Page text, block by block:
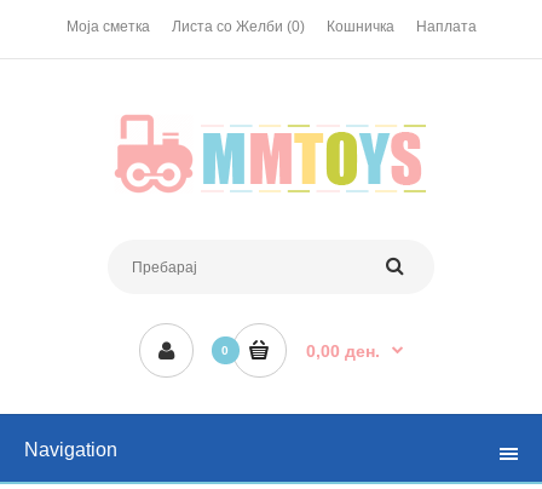
Моја сметка Листа со Желби (0) Кошничка Наплата
0 0,00 ден.
Navigation